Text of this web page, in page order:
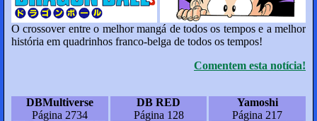
O crossover entre o melhor mangá de todos os tempos e a melhor
história em quadrinhos franco-belga de todos os tempos!
Comentem esta notícia!
DBMultiverse
Página 2734
DB RED
Página 128
Yamoshi
Página 217